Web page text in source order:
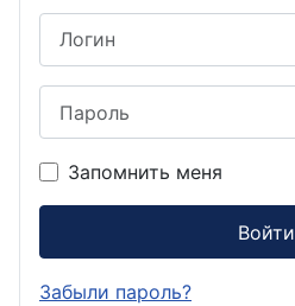
Запомнить меня
Войти
Забыли пароль?